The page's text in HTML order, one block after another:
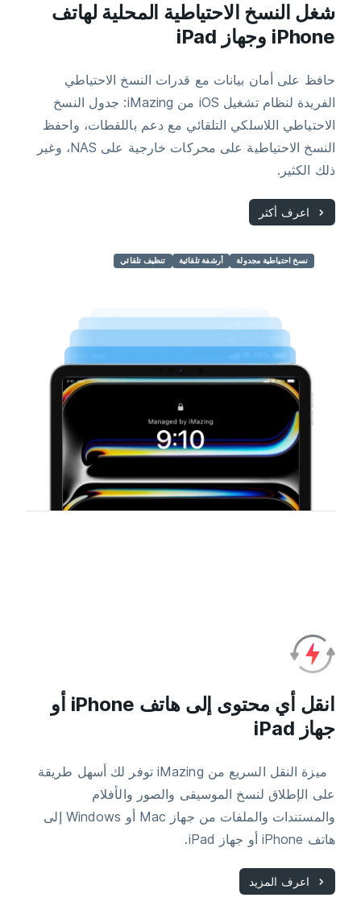
شغل النسخ الاحتياطية المحلية لهاتف
iPhone وجهاز iPad
حافظ على أمان بيانات مع قدرات النسخ الاحتياطي
الفريدة لنظام تشغيل iOS من iMazing: جدول النسخ
الاحتياطي اللاسلكي التلقائي مع دعم باللقطات، واحفظ
النسخ الاحتياطية على محركات خارجية على NAS، وغير
ذلك الكثير.
اعرف أكثر
نسخ احتياطية مجدولة أرشفة تلقائية تنظيف تلقائي
انقل أي محتوى إلى هاتف iPhone أو
جهاز iPad
ميزة النقل السريع من iMazing توفر لك أسهل طريقة
على الإطلاق لنسخ الموسيقى والصور والأفلام
والمستندات والملفات من جهاز Mac أو Windows إلى
هاتف iPhone أو جهاز iPad.
اعرف المزيد